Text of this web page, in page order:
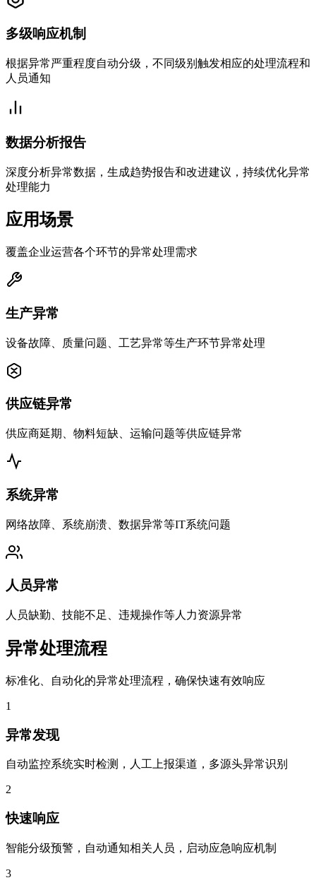
多级响应机制
根据异常严重程度自动分级，不同级别触发相应的处理流程和
人员通知
数据分析报告
深度分析异常数据，生成趋势报告和改进建议，持续优化异常
处理能力
应用场景
覆盖企业运营各个环节的异常处理需求
生产异常
设备故障、质量问题、工艺异常等生产环节异常处理
供应链异常
供应商延期、物料短缺、运输问题等供应链异常
系统异常
网络故障、系统崩溃、数据异常等IT系统问题
人员异常
人员缺勤、技能不足、违规操作等人力资源异常
异常处理流程
标准化、自动化的异常处理流程，确保快速有效响应
1
异常发现
自动监控系统实时检测，人工上报渠道，多源头异常识别
2
快速响应
智能分级预警，自动通知相关人员，启动应急响应机制
3